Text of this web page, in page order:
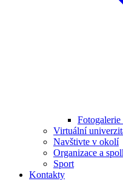
Virtuální
Navštivte v okolí
Organizace a
Sport
Kontakty